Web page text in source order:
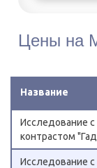
Цены на
Название
Исследование с
контрастом
Исследование с